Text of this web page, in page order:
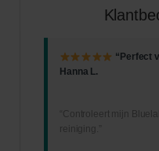
“Perfect
Hanna L.
“Controleert mijn
reiniging.”